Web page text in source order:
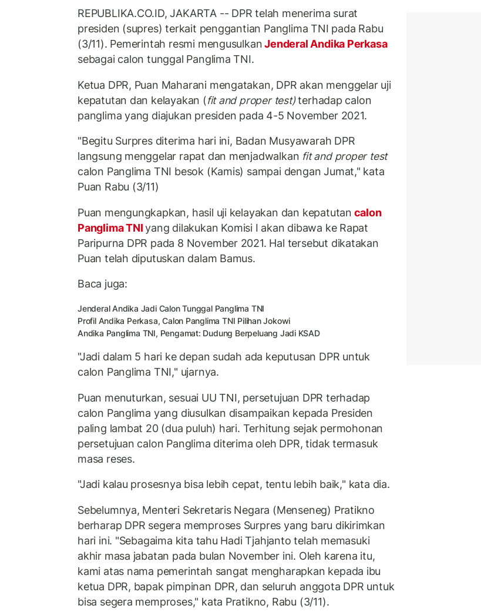
REPUBLIKA.CO.ID, JAKARTA -- DPR telah menerima surat
presiden (supres) terkait penggantian Panglima TNI pada Rabu
(3/11). Pemerintah resmi mengusulkanJenderal Andika Perkasa
sebagai calon tunggal Panglima TNI.
Ketua DPR, Puan Maharani mengatakan, DPR akan menggelar uji
kepatutan dan kelayakan (fit and proper test)terhadap calon
panglima yang diajukan presiden pada 4-5 November 2021.
"Begitu Surpres diterima hari ini, Badan Musyawarah DPR
langsung menggelar rapat dan menjadwalkan fit and proper test
calon Panglima TNI besok (Kamis) sampai dengan Jumat," kata
Puan Rabu (3/11)
Puan mengungkapkan, hasil uji kelayakan dan kepatutan calon
Panglima TNIyang dilakukan Komisi I akan dibawa ke Rapat
Paripurna DPR pada 8 November 2021. Hal tersebut dikatakan
Puan telah diputuskan dalam Bamus.
Baca juga:
Jenderal Andika Jadi Calon Tunggal Panglima TNI
Profil Andika Perkasa, Calon Panglima TNI Pilihan Jokowi
Andika Panglima TNI, Pengamat: Dudung Berpeluang Jadi KSAD
"Jadi dalam 5 hari ke depan sudah ada keputusan DPR untuk
calon Panglima TNI," ujarnya.
Puan menuturkan, sesuai UU TNI, persetujuan DPR terhadap
calon Panglima yang diusulkan disampaikan kepada Presiden
paling lambat 20 (dua puluh) hari. Terhitung sejak permohonan
persetujuan calon Panglima diterima oleh DPR, tidak termasuk
masa reses.
"Jadi kalau prosesnya bisa lebih cepat, tentu lebih baik," kata dia.
Sebelumnya, Menteri Sekretaris Negara (Menseneg) Pratikno
berharap DPR segera memproses Surpres yang baru dikirimkan
hari ini. "Sebagaima kita tahu Hadi Tjahjanto telah memasuki
akhir masa jabatan pada bulan November ini. Oleh karena itu,
kami atas nama pemerintah sangat mengharapkan kepada ibu
ketua DPR, bapak pimpinan DPR, dan seluruh anggota DPR untuk
bisa segera memproses," kata Pratikno, Rabu (3/11).